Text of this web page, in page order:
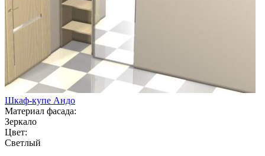
Шкаф-купе Андо
Материал фасада:
Зеркало
Цвет:
Светлый